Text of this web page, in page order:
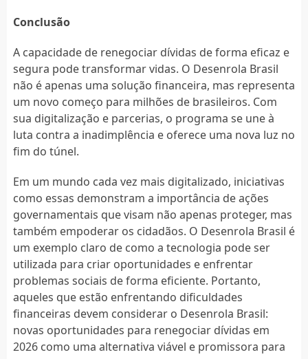
Conclusão
A capacidade de renegociar dívidas de forma eficaz e
segura pode transformar vidas. O Desenrola Brasil
não é apenas uma solução financeira, mas representa
um novo começo para milhões de brasileiros. Com
sua digitalização e parcerias, o programa se une à
luta contra a inadimplência e oferece uma nova luz no
fim do túnel.
Em um mundo cada vez mais digitalizado, iniciativas
como essas demonstram a importância de ações
governamentais que visam não apenas proteger, mas
também empoderar os cidadãos. O Desenrola Brasil é
um exemplo claro de como a tecnologia pode ser
utilizada para criar oportunidades e enfrentar
problemas sociais de forma eficiente. Portanto,
aqueles que estão enfrentando dificuldades
financeiras devem considerar o Desenrola Brasil:
novas oportunidades para renegociar dívidas em
2026 como uma alternativa viável e promissora para